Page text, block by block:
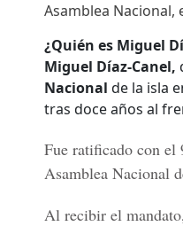
Asamblea Nacional,
¿Quién es Miguel
Miguel Díaz-Canel,
Nacional de la isla
tras doce años al
Fue ratificado con el
Asamblea Nacional
Al recibir el